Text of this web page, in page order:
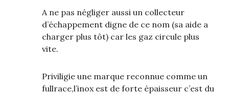
A ne pas négliger aussi un collecteur
d’échappement digne de ce nom (sa aide a
charger plus tôt) car les gaz circule plus
vite.
Priviligie une marque reconnue comme un
fullrace,l’inox est de forte épaisseur c’est du